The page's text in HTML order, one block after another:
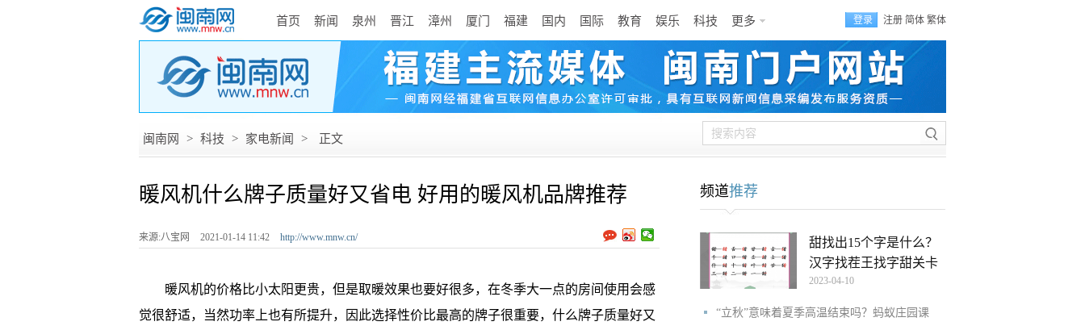
首页 新闻 泉州 晋江 漳州 厦门 福建 国内 国际 教育 娱乐 科技 更多 登录 注册 简体 繁体
闽南网 > 科技 > 家电新闻 > 正文
暖风机什么牌子质量好又省电 好用的暖风机品牌推荐
来源:八宝网 2021-01-14 11:42 http://www.mnw.cn/
暖风机的价格比小太阳更贵，但是取暖效果也要好很多，在冬季大一点的房间使用会感
觉很舒适，当然功率上也有所提升，因此选择性价比最高的牌子很重要，什么牌子质量好又
频道推荐
甜找出15个字是什么？
汉字找茬王找字甜关卡
2023-04-10
“立秋”意味着夏季高温结束吗？蚂蚁庄园课